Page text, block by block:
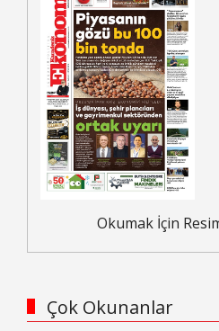
Okumak İçin
Çok Okunanlar